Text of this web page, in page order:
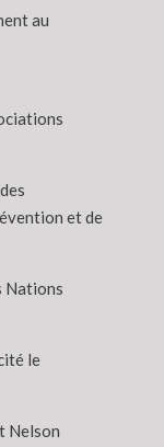
au
et de
Nations
le
Nelson